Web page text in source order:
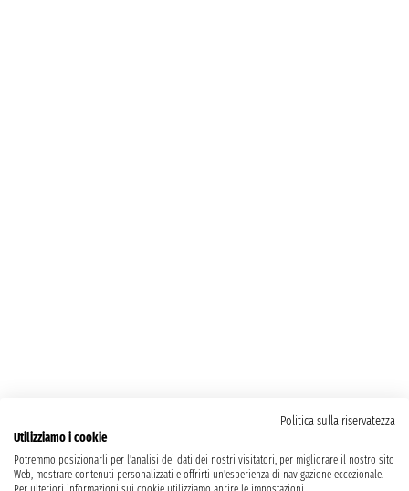
Politica sulla riservatezza
Utilizziamo i cookie
Potremmo posizionarli per l'analisi dei dati dei nostri visitatori, per migliorare il nostro sito
Web, mostrare contenuti personalizzati e offrirti un'esperienza di navigazione eccezionale.